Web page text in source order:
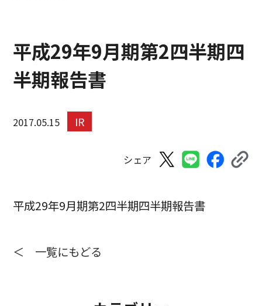
平成29年9月期第2四半期四
半期報告書
2017.05.15 IR
シェア
平成29年9月期第2四半期四半期報告書
＜ 一覧にもどる